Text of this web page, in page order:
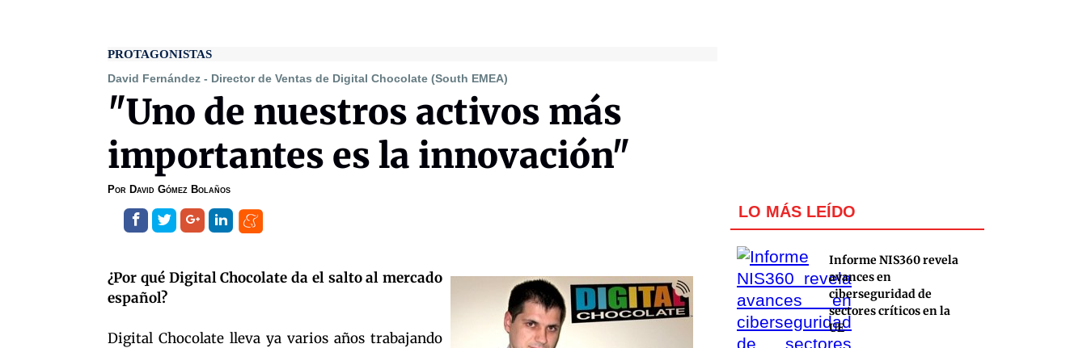
PROTAGONISTAS
David Fernández - Director de Ventas de Digital Chocolate (South EMEA)
"Uno de nuestros activos más
importantes es la innovación"
Por David Gómez Bolaños
¿Por qué Digital Chocolate da el salto al mercado
español?
Digital Chocolate lleva ya varios años trabajando
LO MÁS LEÍDO
Informe NIS360 revela
avances en
ciberseguridad de
sectores críticos en la
UE